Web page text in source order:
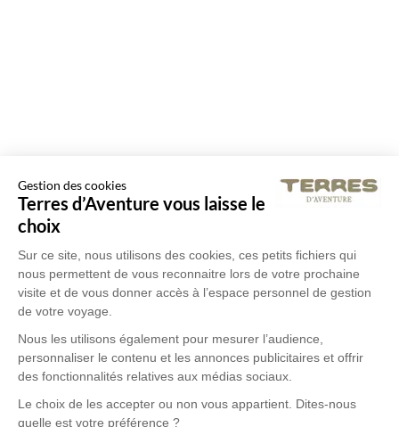
Gestion des cookies
Terres d’Aventure vous laisse le
choix
Sur ce site, nous utilisons des cookies, ces petits fichiers qui
nous permettent de vous reconnaitre lors de votre prochaine
visite et de vous donner accès à l’espace personnel de gestion
de votre voyage.
Nous les utilisons également pour mesurer l’audience,
personnaliser le contenu et les annonces publicitaires et offrir
des fonctionnalités relatives aux médias sociaux.
Le choix de les accepter ou non vous appartient. Dites-nous
quelle est votre préférence ?